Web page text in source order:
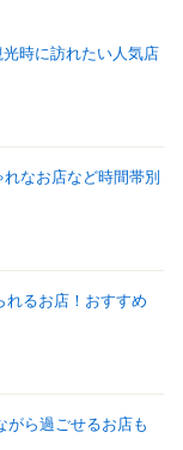
時に訪れたい人気店
なお店など時間帯別
れるお店！おすすめ
がら過ごせるお店も